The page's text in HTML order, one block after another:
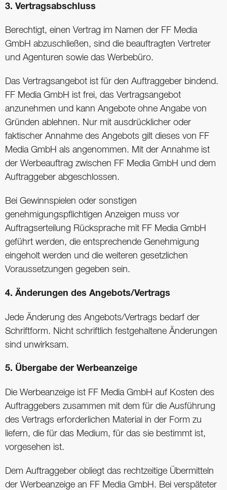
3. Vertragsabschluss
Berechtigt, einen Vertrag im Namen der FF Media
GmbH abzuschließen, sind die beauftragten Vertreter
und Agenturen sowie das Werbebüro.
Das Vertragsangebot ist für den Auftraggeber bindend.
FF Media GmbH ist frei, das Vertragsangebot
anzunehmen und kann Angebote ohne Angabe von
Gründen ablehnen. Nur mit ausdrücklicher oder
faktischer Annahme des Angebots gilt dieses von FF
Media GmbH als angenommen. Mit der Annahme ist
der Werbeauftrag zwischen FF Media GmbH und dem
Auftraggeber abgeschlossen.
Bei Gewinnspielen oder sonstigen
genehmigungspflichtigen Anzeigen muss vor
Auftragserteilung Rücksprache mit FF Media GmbH
geführt werden, die entsprechende Genehmigung
eingeholt werden und die weiteren gesetzlichen
Voraussetzungen gegeben sein.
4. Änderungen des Angebots/Vertrags
Jede Änderung des Angebots/Vertrags bedarf der
Schriftform. Nicht schriftlich festgehaltene Änderungen
sind unwirksam.
5. Übergabe der Werbeanzeige
Die Werbeanzeige ist FF Media GmbH auf Kosten des
Auftraggebers zusammen mit dem für die Ausführung
des Vertrags erforderlichen Material in der Form zu
liefern, die für das Medium, für das sie bestimmt ist,
vorgesehen ist.
Dem Auftraggeber obliegt das rechtzeitige Übermitteln
der Werbeanzeige an FF Media GmbH. Bei verspäteter